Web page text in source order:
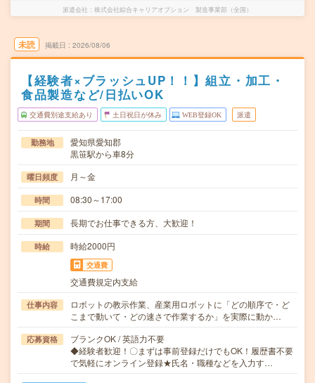
派遣会社 株式会社綜合キャリアオプション 製造事業部（全国）
未読 掲載日 2026/08/06
【経験者×ブラッシュUP！！】組立・加工・
食品製造など/日払いOK
交通費別途支給あり 土日祝日が休み WEB登録OK 派遣
勤務地
愛知県愛知郡
黒笹駅から車8分
曜日頻度 月～金
時間 08:30～17:00
期間 長期でお仕事できる方、大歓迎！
時給 時給2000円
交通費
交通費規定内支給
仕事内容
ロボットの教示作業、産業用ロボットに「どの順序で・ど
こまで動いて・どの速さで作業するか」を実際に動か…
応募資格
ブランクOK / 英語力不要
◆経験者歓迎！〇まずは事前登録だけでもOK！履歴書不要
で気軽にオンライン登録★氏名・職種などを入力す…